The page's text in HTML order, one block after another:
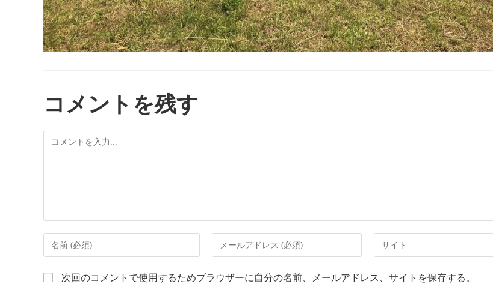
コメントを残す
次回のコメントで使用するためブラウザーに自分の名前、メールアドレス、サイトを保存する。